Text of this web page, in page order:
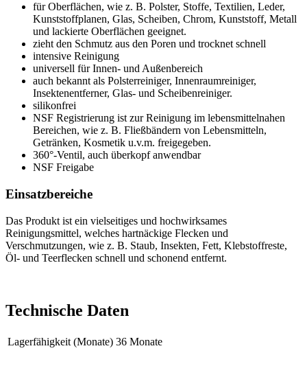
für Oberflächen, wie z. B. Polster, Stoffe, Textilien, Leder,
Kunststoffplanen, Glas, Scheiben, Chrom, Kunststoff, Metall
und lackierte Oberflächen geeignet.
zieht den Schmutz aus den Poren und trocknet schnell
intensive Reinigung
universell für Innen- und Außenbereich
auch bekannt als Polsterreiniger, Innenraumreiniger,
Insektenentferner, Glas- und Scheibenreiniger.
silikonfrei
NSF Registrierung ist zur Reinigung im lebensmittelnahen
Bereichen, wie z. B. Fließbändern von Lebensmitteln,
Getränken, Kosmetik u.v.m. freigegeben.
360°-Ventil, auch überkopf anwendbar
NSF Freigabe
Einsatzbereiche
Das Produkt ist ein vielseitiges und hochwirksames
Reinigungsmittel, welches hartnäckige Flecken und
Verschmutzungen, wie z. B. Staub, Insekten, Fett, Klebstoffreste,
Öl- und Teerflecken schnell und schonend entfernt.
Technische Daten
Lagerfähigkeit (Monate) 36 Monate